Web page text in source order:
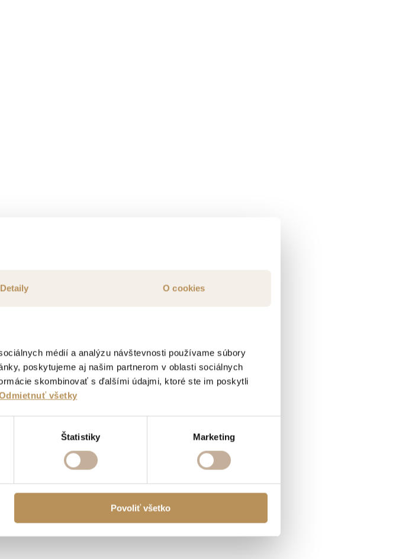
Detaily O cookies
médií a analýzu návštevnosti používame súbory
poskytujeme aj našim partnerom v oblasti sociálnych
skombinovať s ďalšími údajmi, ktoré ste im poskytli
všetky
Štatistiky Marketing
Povoliť všetko